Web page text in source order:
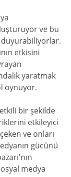
ve bu
etkisini
yaratmak
oynuyor.
bir şekilde
etkileyici
ve onları
gücünü
medya